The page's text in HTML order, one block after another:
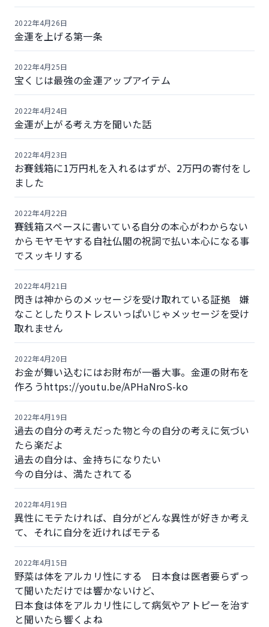
金運を上げる第一条
2022年4月26日
宝くじは最強の金運アップアイテム
2022年4月25日
金運が上がる考え方を聞いた話
2022年4月24日
お賽銭箱に1万円札を入れるはずが、2万円の寄付をし
ました
2022年4月23日
賽銭箱スペースに書いている自分の本心がわからない
からモヤモヤする自社仏閣の祝詞で払い本心になる事
でスッキリする
2022年4月22日
閃きは神からのメッセージを受け取れている証拠 嫌
なことしたりストレスいっぱいじゃメッセージを受け
取れません
2022年4月21日
お金が舞い込むにはお財布が一番大事。金運の財布を
作ろうhttps://youtu.be/APHaNroS-ko
2022年4月20日
過去の自分の考えだった物と今の自分の考えに気づい
たら楽だよ
過去の自分は、金持ちになりたい
今の自分は、満たされてる
2022年4月19日
異性にモテたければ、自分がどんな異性が好きか考え
て、それに自分を近ければモテる
2022年4月19日
野菜は体をアルカリ性にする 日本食は医者要らずっ
て聞いただけでは響かないけど、
日本食は体をアルカリ性にして病気やアトピーを治す
と聞いたら響くよね
2022年4月15日